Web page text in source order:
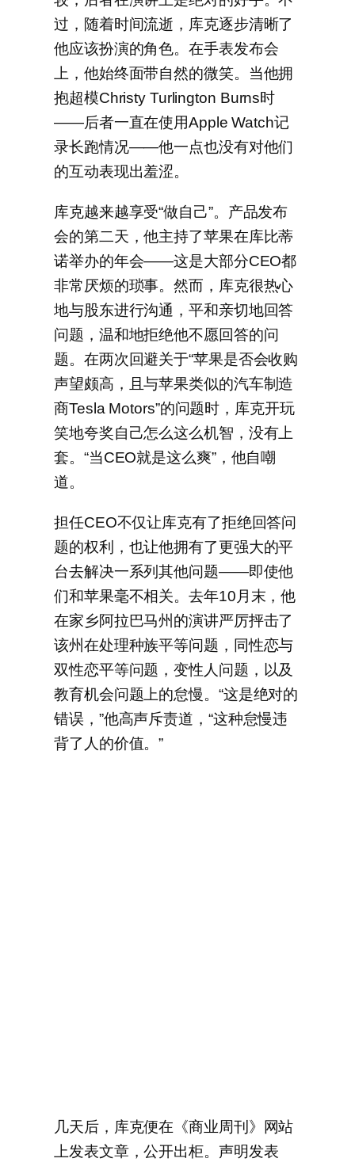
过，随着时间流逝，库克逐步清晰了
他应该扮演的角色。在手表发布会
上，他始终面带自然的微笑。当他拥
抱超模Christy Turlington Burns时
——后者一直在使用Apple Watch记
录长跑情况——他一点也没有对他们
的互动表现出羞涩。
库克越来越享受“做自己”。产品发布
会的第二天，他主持了苹果在库比蒂
诺举办的年会——这是大部分CEO都
非常厌烦的琐事。然而，库克很热心
地与股东进行沟通，平和亲切地回答
问题，温和地拒绝他不愿回答的问
题。在两次回避关于“苹果是否会收购
声望颇高，且与苹果类似的汽车制造
商Tesla Motors”的问题时，库克开玩
笑地夸奖自己怎么这么机智，没有上
套。“当CEO就是这么爽”，他自嘲
道。
担任CEO不仅让库克有了拒绝回答问
题的权利，也让他拥有了更强大的平
台去解决一系列其他问题——即使他
们和苹果毫不相关。去年10月末，他
在家乡阿拉巴马州的演讲严厉抨击了
该州在处理种族平等问题，同性恋与
双性恋平等问题，变性人问题，以及
教育机会问题上的怠慢。“这是绝对的
错误，”他高声斥责道，“这种怠慢违
背了人的价值。”
几天后，库克便在《商业周刊》网站
上发表文章，公开出柜。声明发表